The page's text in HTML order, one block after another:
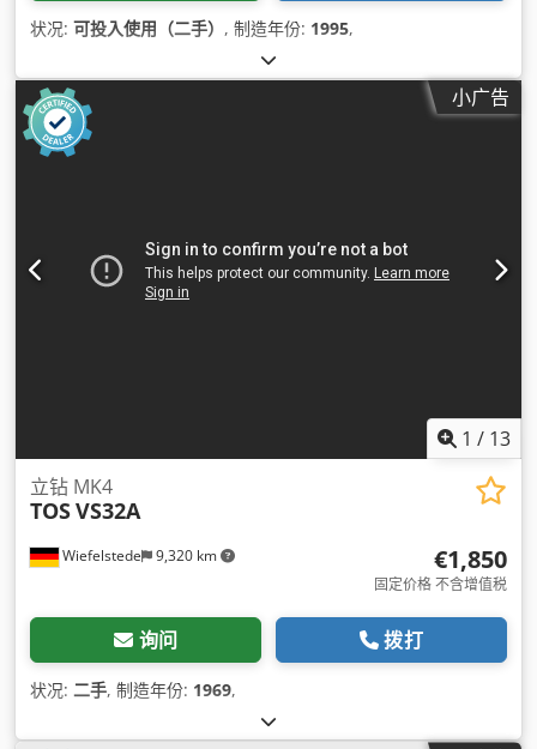
状况: 可投入使用（二手） , 制造年份: 1995,
小广告
1 / 13
Wiefelstede 9,320 km
立钻 MK4
TOSVS32A
€1,850
固定价格 不含增值税
询问 拨打
状况: 二手, 制造年份: 1969,